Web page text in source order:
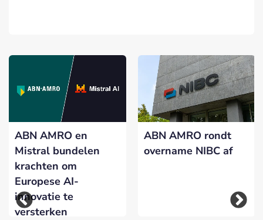
ABN AMRO en
Mistral bundelen
krachten om
Europese AI-
innovatie te
versterken
ABN AMRO rondt
overname NIBC af